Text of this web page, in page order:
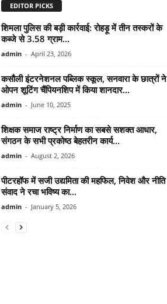
EDITOR PICKS
शिमला पुलिस की बड़ी कार्रवाई: रोहड़ू में तीन तस्करों के
कब्जे से 3.58 ग्राम...
admin - April 23, 2026
कसौली इंटरनेशनल पब्लिक स्कूल, सनवारा के छात्रों ने
ओपन शूटिंग चैंपियनशिप में किया शानदार...
admin - June 10, 2025
शिक्षक समाज राष्ट्र निर्माण का सबसे सशक्त आधार,
संगठन के सभी प्रकोष्ठ बेहतरीन कार्य...
admin - August 2, 2026
पीटरहॉफ में सजी उद्यमिता की महफिल, निवेश और नीति
संवाद ने रचा भविष्य का...
admin - January 5, 2026